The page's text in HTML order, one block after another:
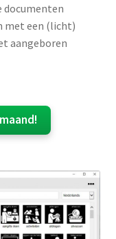
documenten
met een (licht)
aangeboren